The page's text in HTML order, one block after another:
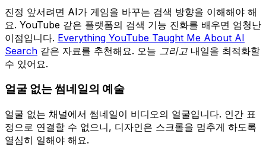
진정 앞서려면 AI가 게임을 바꾸는 검색 방향을 이해해야 해
요. YouTube 같은 플랫폼의 검색 기능 진화를 배우면 엄청난
이점입니다. Everything YouTube Taught Me About AI
Search 같은 자료를 추천해요. 오늘 그리고 내일을 최적화할
수 있어요.
얼굴 없는 썸네일의 예술
얼굴 없는 채널에서 썸네일이 비디오의 얼굴입니다. 인간 표
정으로 연결할 수 없으니, 디자인은 스크롤을 멈추게 하도록
열심히 일해야 해요.